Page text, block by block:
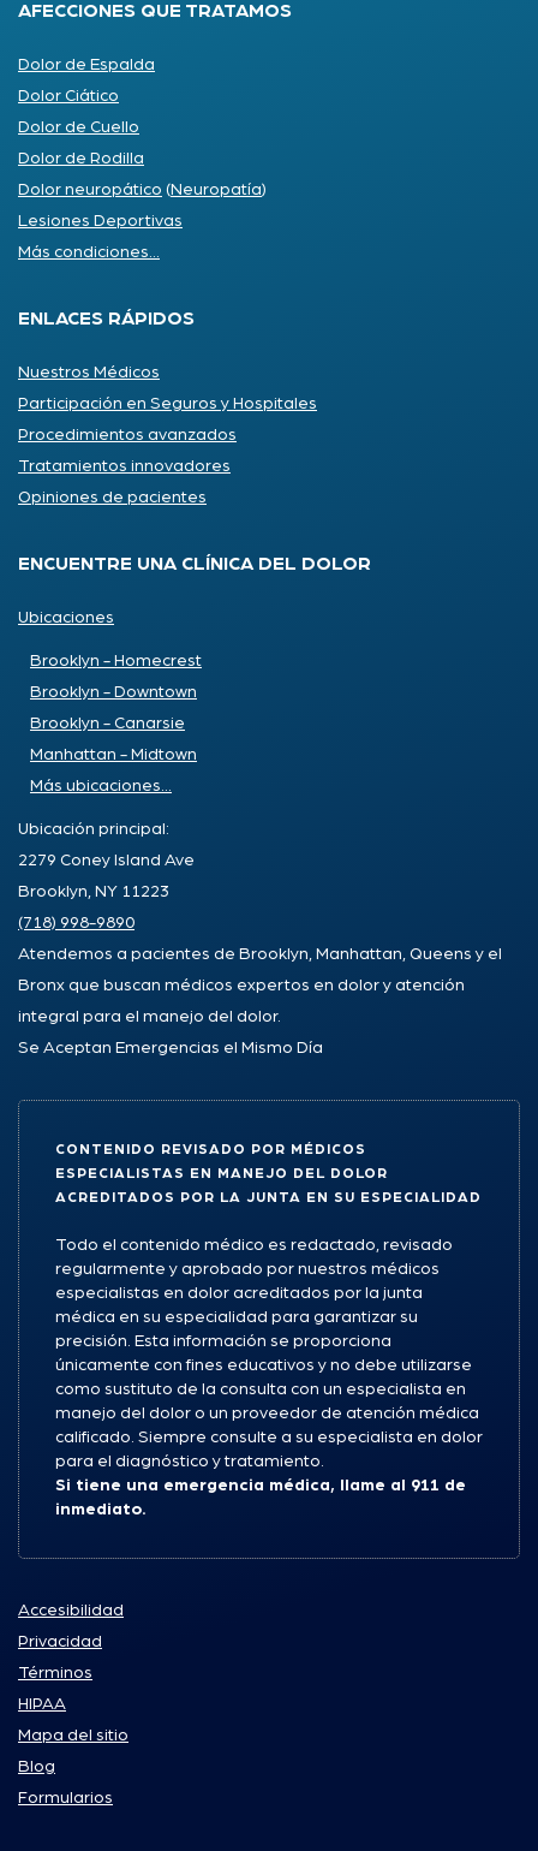
AFECCIONES QUE TRATAMOS
Dolor de Espalda
Dolor Ciático
Dolor de Cuello
Dolor de Rodilla
Dolor neuropático (Neuropatía)
Lesiones Deportivas
Más condiciones...
ENLACES RÁPIDOS
Nuestros Médicos
Participación en Seguros y Hospitales
Procedimientos avanzados
Tratamientos innovadores
Opiniones de pacientes
ENCUENTRE UNA CLÍNICA DEL DOLOR
Ubicaciones
Brooklyn - Homecrest
Brooklyn - Downtown
Brooklyn - Canarsie
Manhattan - Midtown
Más ubicaciones...
Ubicación principal:
2279 Coney Island Ave
Brooklyn, NY 11223
(718) 998-9890
Atendemos a pacientes de Brooklyn, Manhattan, Queens y el
Bronx que buscan médicos expertos en dolor y atención
integral para el manejo del dolor.
Se Aceptan Emergencias el Mismo Día
CONTENIDO REVISADO POR MÉDICOS
ESPECIALISTAS EN MANEJO DEL DOLOR
ACREDITADOS POR LA JUNTA EN SU ESPECIALIDAD
Todo el contenido médico es redactado, revisado
regularmente y aprobado por nuestros médicos
especialistas en dolor acreditados por la junta
médica en su especialidad para garantizar su
precisión. Esta información se proporciona
únicamente con fines educativos y no debe utilizarse
como sustituto de la consulta con un especialista en
manejo del dolor o un proveedor de atención médica
calificado. Siempre consulte a su especialista en dolor
para el diagnóstico y tratamiento.
Si tiene una emergencia médica, llame al 911 de
inmediato.
Accesibilidad
Privacidad
Términos
HIPAA
Mapa del sitio
Blog
Formularios